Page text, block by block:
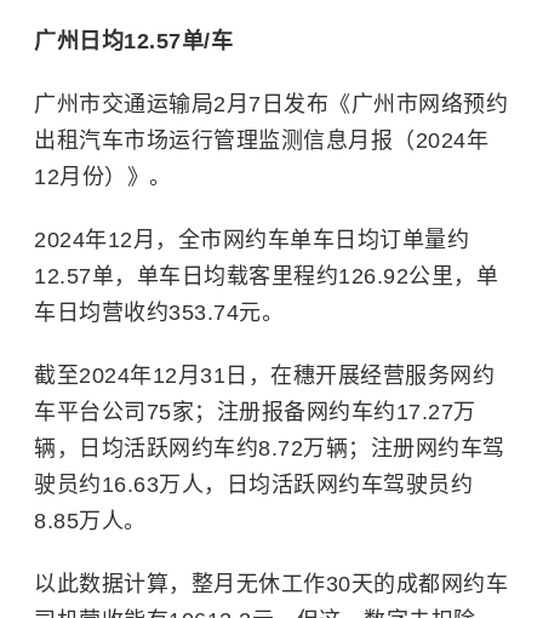
广州日均12.57单/车
广州市交通运输局2月7日发布《广州市网络预约
出租汽车市场运行管理监测信息月报（2024年
12月份）》。
2024年12月，全市网约车单车日均订单量约
12.57单，单车日均载客里程约126.92公里，单
车日均营收约353.74元。
截至2024年12月31日，在穗开展经营服务网约
车平台公司75家；注册报备网约车约17.27万
辆，日均活跃网约车约8.72万辆；注册网约车驾
驶员约16.63万人，日均活跃网约车驾驶员约
8.85万人。
以此数据计算，整月无休工作30天的成都网约车